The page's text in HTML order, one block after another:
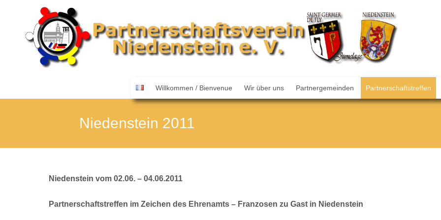
Skip
to
Willkommen / Bienvenue Wir über uns Partnergemeinden Partnerschaftstreffen
Niedenstein 2011
Niedenstein vom 02.06. – 04.06.2011
Partnerschaftstreffen im Zeichen des Ehrenamts – Franzosen zu Gast in Niedenstein